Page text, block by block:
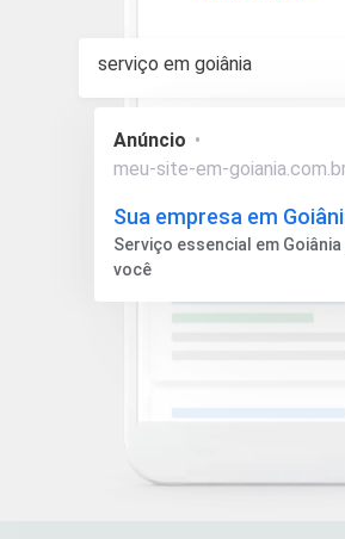
serviço em goiânia
Anúncio •
meu-site-em-
Sua empresa em
Serviço essencial em
você